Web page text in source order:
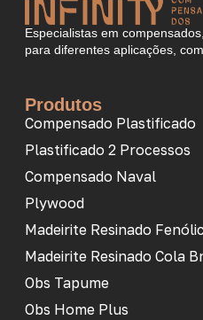
Especialistas em
para diferentes aplicações,
Produtos
Compensado Plastificado
Plastificado 2 Processos
Compensado Naval
Plywood
Madeirite Resinado
Madeirite Resinado Cola
Obs Tapume
Obs Home Plus